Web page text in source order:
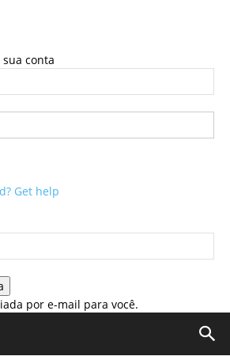
conta
Get help
por e-mail para você.